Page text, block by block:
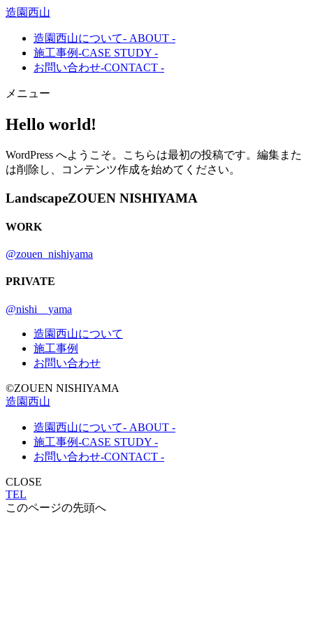
造園西山
造園西山について- ABOUT -
施工事例-CASE STUDY -
お問い合わせ-CONTACT -
メニュー
Hello world!
WordPress へようこそ。こちらは最初の投稿です。編集また
は削除し、コンテンツ作成を始めてください。
LandscapeZOUEN NISHIYAMA
WORK
@zouen_nishiyama
PRIVATE
@nishi__yama
造園西山について
施工事例
お問い合わせ
©︎ZOUEN NISHIYAMA
造園西山
造園西山について- ABOUT -
施工事例-CASE STUDY -
お問い合わせ-CONTACT -
CLOSE
TEL
このページの先頭へ